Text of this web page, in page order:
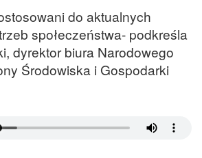
do aktualnych
społeczeństwa- podkreśla
dyrektor biura Narodowego
Środowiska i Gospodarki